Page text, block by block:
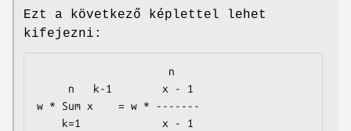
Ezt a következő képlettel lehet
kifejezni:
w * Sum x    = w * -------
    k=1             x - 1